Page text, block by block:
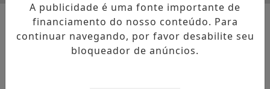
NOTÍCIAS/ITAUBAL
Vice-governador, deputado e
A publicidade é uma fonte importante de
financiamento do nosso conteúdo. Para
continuar navegando, por favor desabilite seu
bloqueador de anúncios.